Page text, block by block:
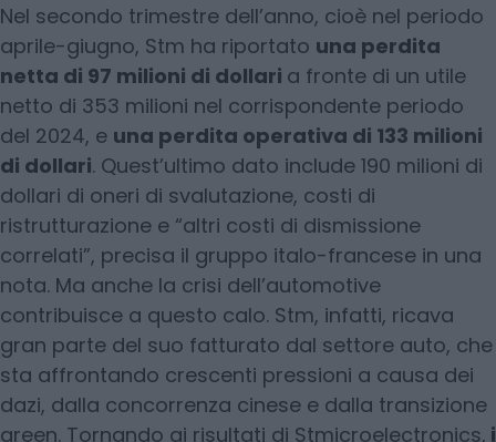
Nel secondo trimestre dell’anno, cioè nel periodo
aprile-giugno, Stm ha riportato una perdita
netta di 97 milioni di dollari a fronte di un utile
netto di 353 milioni nel corrispondente periodo
del 2024, e una perdita operativa di 133 milioni
di dollari. Quest’ultimo dato include 190 milioni di
dollari di oneri di svalutazione, costi di
ristrutturazione e “altri costi di dismissione
correlati”, precisa il gruppo italo-francese in una
nota. Ma anche la crisi dell’automotive
contribuisce a questo calo. Stm, infatti, ricava
gran parte del suo fatturato dal settore auto, che
sta affrontando crescenti pressioni a causa dei
dazi, dalla concorrenza cinese e dalla transizione
green. Tornando ai risultati di Stmicroelectronics, i